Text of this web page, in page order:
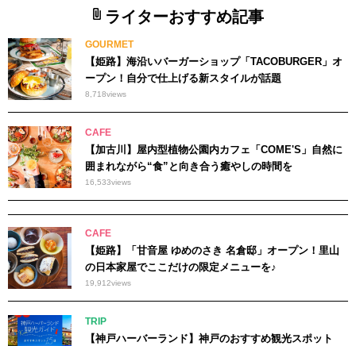
ライターおすすめ記事
GOURMET
【姫路】海沿いバーガーショップ「TACOBURGER」オ
ープン！自分で仕上げる新スタイルが話題
8,718views
CAFE
【加古川】屋内型植物公園内カフェ「COME'S」自然に
囲まれながら“食”と向き合う癒やしの時間を
16,533views
CAFE
【姫路】「甘音屋 ゆめのさき 名倉邸」オープン！里山
の日本家屋でここだけの限定メニューを♪
19,912views
TRIP
【神戸ハーバーランド】神戸のおすすめ観光スポット